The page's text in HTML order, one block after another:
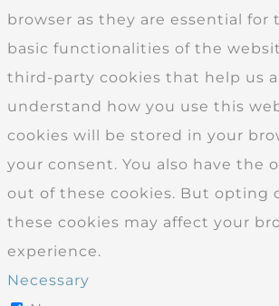
browser as they are essential for
basic functionalities of the
third-party cookies that help us
understand how you use this
cookies will be stored in your
your consent. You also have the
out of these cookies. But opting
these cookies may affect your
experience.
Necessary